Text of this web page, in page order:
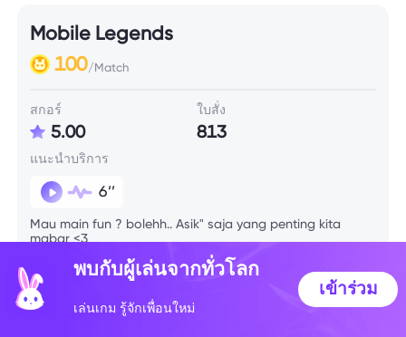
Mobile Legends
100/Match
สกอร์
5.00
ใบสั่ง
813
แนะนำบริการ
6’’
Mau main fun ? bolehh.. Asik" saja yang penting kita
mabar <3
ข้อมูลทักษะ
พบกับผู้เล่นจากทั่วโลก
เล่นเกม รู้จักเพื่อนใหม่
เข้าร่วม